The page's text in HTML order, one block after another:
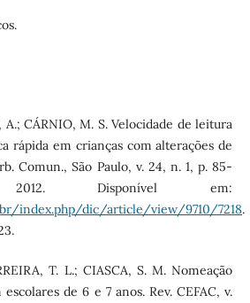
A.; CÁRNIO, M. S. Velocidade de leitura
rápida em crianças com alterações de
Comun., São Paulo, v. 24, n. 1, p. 85-
Disponível em:
index.php/dic/article/view/9710/7218.
T. L.; CIASCA, S. M. Nomeação
de 6 e 7 anos. Rev. CEFAC, v.